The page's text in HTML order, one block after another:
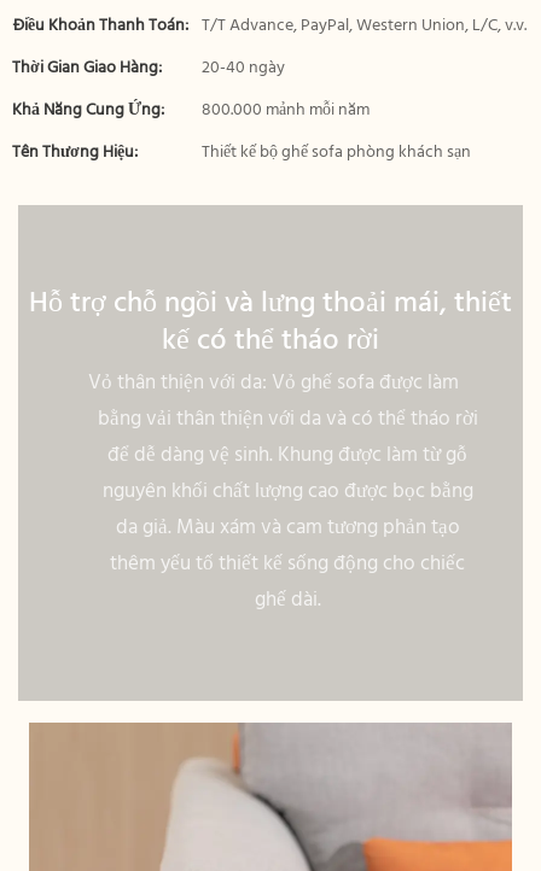
Điều Khoản Thanh Toán: T/T Advance, PayPal, Western Union, L/C, v.v.
Thời Gian Giao Hàng:
20-40 ngày
Khả Năng Cung Ứng:
800.000 mảnh mỗi năm
Tên Thương Hiệu:
Thiết kế bộ ghế sofa phòng khách sạn
Hỗ trợ chỗ ngồi và lưng thoải mái, thiết
kế có thể tháo rời
Vỏ thân thiện với da: Vỏ ghế sofa được làm
bằng vải thân thiện với da và có thể tháo rời
để dễ dàng vệ sinh. Khung được làm từ gỗ
nguyên khối chất lượng cao được bọc bằng
da giả. Màu xám và cam tương phản tạo
thêm yếu tố thiết kế sống động cho chiếc
ghế dài.